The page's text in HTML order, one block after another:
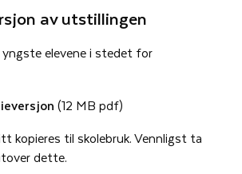
av utstillingen
elevene i stedet for
(12 MB pdf)
kopieres til skolebruk. Vennligst ta
dette.